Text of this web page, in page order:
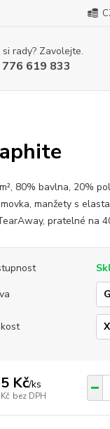
rady? Zavolejte.
619 833
80% bavlna, 20%
manžety s
pratelné na
Kč/ks
bez DPH